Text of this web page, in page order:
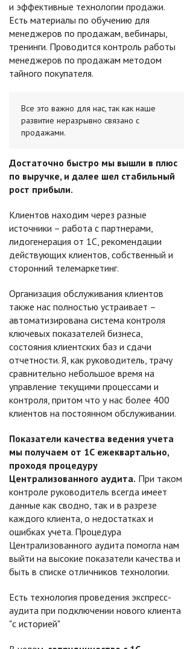
и эффективные технологии продажи.
Есть материалы по обучению для
менеджеров по продажам, вебинары,
тренинги. Проводится контроль работы
менеджеров по продажам методом
тайного покупателя.
Все это важно для нас, так как наше
развитие неразрывно связано с
продажами.
Достаточно быстро мы вышли в плюс
по выручке, и далее шел стабильный
рост прибыли.
Клиентов находим через разные
источники – работа с партнерами,
лидогенерация от 1С, рекомендации
действующих клиентов, собственный и
сторонний телемаркетинг.
Организация обслуживания клиентов
также нас полностью устраивает –
автоматизирована система контроля
ключевых показателей бизнеса,
состояния клиентских баз и сдачи
отчетности. Я, как руководитель, трачу
сравнительно небольшое время на
управление текущими процессами и
контроля, притом что у нас более 400
клиентов на постоянном обслуживании.
Показатели качества ведения учета
мы получаем от 1С ежеквартально,
проходя процедуру
Централизованного аудита. При таком
контроле руководитель всегда имеет
данные как сводно, так и в разрезе
каждого клиента, о недостатках и
ошибках учета. Процедура
Централизованного аудита помогла нам
выйти на высокие показатели качества и
быть в списке отличников технологии.
Есть технология проведения экспресс-
аудита при подключении нового клиента
"с историей"